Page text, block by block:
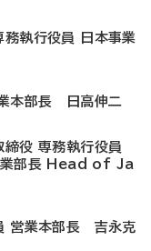
務執行役員 日本事業
本部長 日高伸二
締役 専務執行役員
業部長 Head of Ja
営業本部長 吉永克